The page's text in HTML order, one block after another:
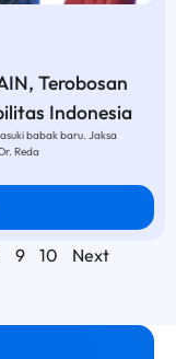
Terobosan
Indonesia
babak baru. Jaksa
Reda
9 10 Next